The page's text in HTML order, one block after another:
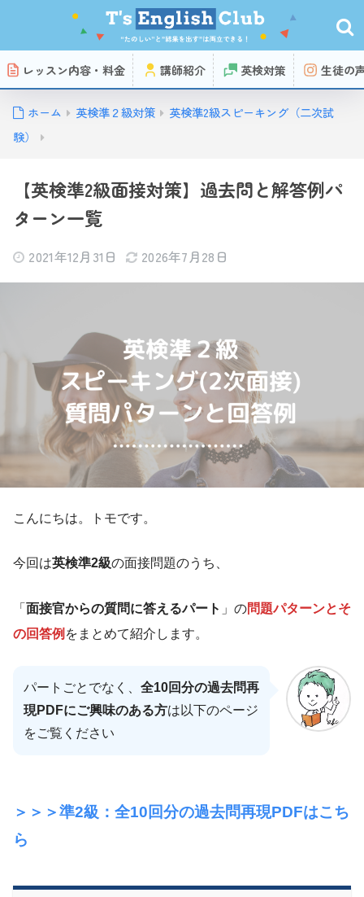
レッスン内容・料金 講師紹介 英検対策 生徒の
ホーム 英検準２級対策
英検準2級スピーキング（二次試
験）
【英検準2級面接対策】過去問と解答例パ
ターン一覧
2021年12月31日 2026年7月28日
こんにちは。トモです。
今回は英検準2級の面接問題のうち、
「面接官からの質問に答えるパート 」の問題パターンとそ
の回答例 をまとめて紹介します。
パートごとでなく、 全10回分の過去問再
現PDFにご興味のある方は以下のページ
をご覧ください
＞＞＞準2級：全10回分の過去問再現PDFはこち
ら